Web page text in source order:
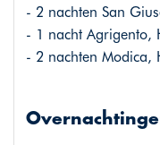
- 2 nachten San
- 1 nacht Agrigento,
- 2 nachten Modica,